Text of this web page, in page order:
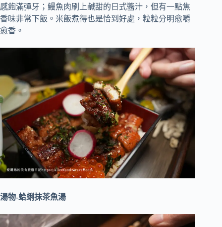
感飽滿彈牙；鰻魚肉刷上鹹甜的日式醬汁，但有一點焦
香味非常下飯。米飯煮得也是恰到好處，粒粒分明愈嚼
愈香。
湯物-蛤蜊抹茶魚湯